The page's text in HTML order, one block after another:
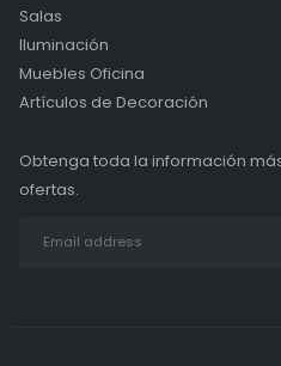
Salas
Iluminación
Muebles Oficina
Artículos de Decoración
Obtenga toda la información
ofertas.